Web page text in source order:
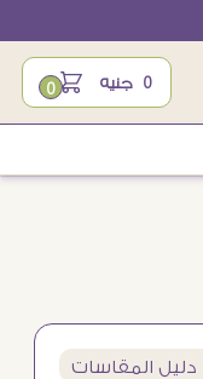
0 جنيه 0
دليل المقاسات